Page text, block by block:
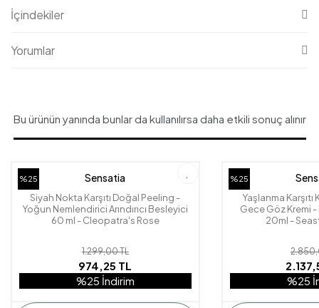
İçindekiler
Yorumlar
Bu ürünün yanında bunlar da kullanılırsa daha etkili sonuç alınır
%25 Sensatia
Siyah Nokta Karşıtı Doğal Peeling -
Yoğun Nemlendirici Arındırıcı Besleyici
60 ml - Cleopatra's Rose
1.299,00 TL
974,25 TL
%25 İndirim
%25
Yaşlanma
Gece Göz Kremi -
20ml -
%25